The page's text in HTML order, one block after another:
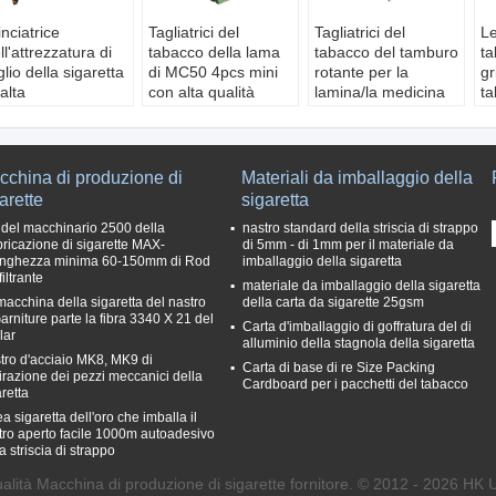
di
della sigaretta
tabacco
del
del
1mm
1.1KW
220v
Tagliatrici del
tabacco della lama
di MC50 4pcs mini
con alta qualità
Tagliatrici del
tabacco del tamburo
rotante per la
lamina/la medicina
di produzione di
macchinario 2500 della
di sigarette MAX-
minima 60-150mm di Rod
della sigaretta del nastro
parte la fibra 3340 X 21 del
d'acciaio MK8, MK9 di
dei pezzi meccanici della
sigaretta dell'oro che imballa il
aperto facile 1000m autoadesivo
striscia di strappo
Materiali da imballaggio della
sigaretta
nastro standard della striscia di strappo
di 5mm - di 1mm per il materiale da
imballaggio della sigaretta
materiale da imballaggio della sigaretta
della carta da sigarette 25gsm
Carta d'imballaggio di goffratura del di
alluminio della stagnola della sigaretta
Carta di base di re Size Packing
Cardboard per i pacchetti del tabacco
Macchina di produzione di sigarette fornitore. © 2012 - 2026 HK